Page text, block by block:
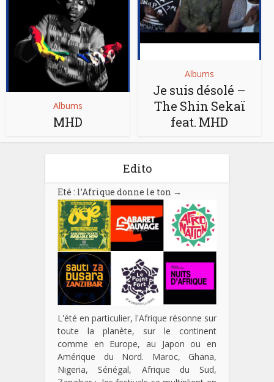
Albums
MHD
Albums
Je suis désolé –
The Shin Sekaï
feat. MHD
Edito
Eté : l’Afrique donne le ton →
L'été en particulier, l'Afrique résonne sur
toute la planète, sur le continent
comme en Europe, au Japon ou en
Amérique du Nord. Maroc, Ghana,
Nigeria, Sénégal, Afrique du Sud,